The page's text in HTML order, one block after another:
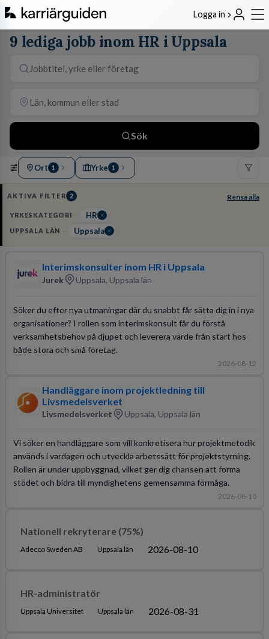
Logga in
9 lediga jobb inom HR i Uppsala
Sök
Ort 1 Yrke 1
AKTIVA FILTER 2 Rensa alla
YRKESKATEGORI HR
UPPSALA LÄN Uppsala
Interimskonsulter inom HR i Uppsala
Jurek Uppsala, Uppsala län
Söker du efter nya utmaningar där du snabbt får sätta dig in i nya
organisationer? I rollen som interimskonsult får du förstå
verksamhetsbehov på djupet och leverera värde från start hos
både stora och små företag.
2026-08-12
Handläggare inom projektledning till
Livsmedelsverket
Livsmedelsverket Uppsala, Uppsala län
Vi söker en handläggare som vill konkretisera hur projektmetodik
används i vardagen och utveckla arbetssätt för projektstyrning.
Rollen är under uppbyggnad, vilket ger dig chansen att forma
stödet och bidra till myndighetens gemensamma förmåga.
2026-08-10
Nationell rekryterare (75%)
Adecco Sweden AB Uppsala län 2026-08-10
HR-administratör
Uppsala Universitet Uppsala län 2026-08-31